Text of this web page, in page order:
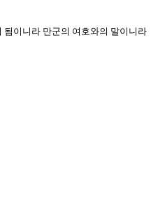
됨이니라 만군의 여호와의 말이니라